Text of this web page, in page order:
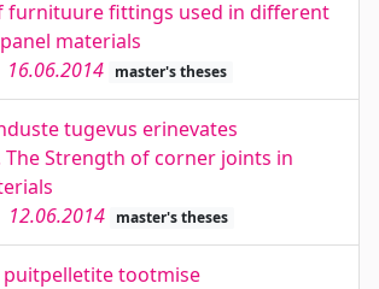
furnituure fittings used in different
materials
16.06.2014 master's theses
tugevus erinevates
The Strength of corner joints in
12.06.2014 master's theses
puitpelletite tootmise